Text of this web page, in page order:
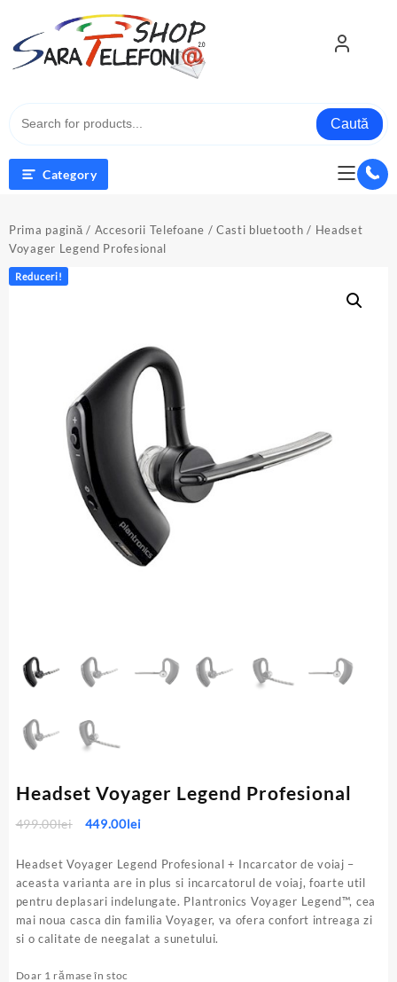
content
Caută
Category
Prima pagină / Accesorii Telefoane / Casti bluetooth / Headset
Voyager Legend Profesional
Reduceri!
Headset Voyager Legend Profesional
499.00lei
Prețul
a
fost:
499.00lei.
449.00leiPrețul
este:
449.00lei.
Headset Voyager Legend Profesional + Incarcator de voiaj –
aceasta varianta are in plus si incarcatorul de voiaj, foarte util
pentru deplasari indelungate. Plantronics Voyager Legend™, cea
mai noua casca din familia Voyager, va ofera confort intreaga zi
si o calitate de neegalat a sunetului.
Doar 1 rămase în stoc